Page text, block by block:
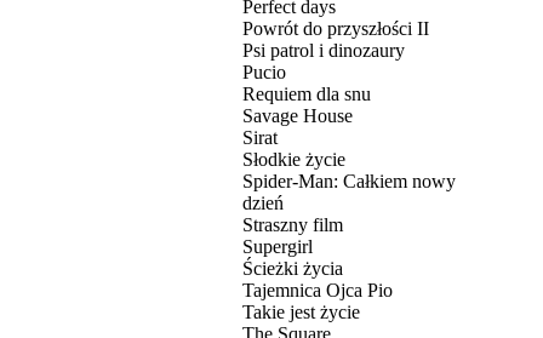
Perfect days
Powrót do przyszłości II
Psi patrol i dinozaury
Pucio
Requiem dla snu
Savage House
Sirat
Słodkie życie
Spider-Man: Całkiem nowy
dzień
Straszny film
Supergirl
Ścieżki życia
Tajemnica Ojca Pio
Takie jest życie
The Square